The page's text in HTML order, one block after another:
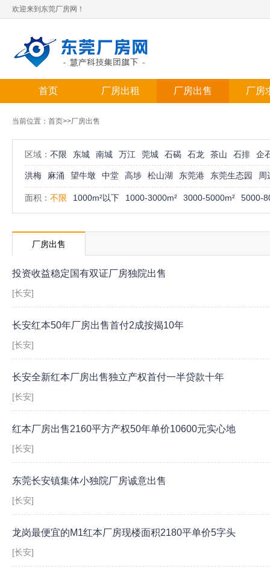
欢迎来到东莞厂房网！
首页 厂房出租 厂房出售 厂房
当前位置： 首页>>厂房出售
区域： 不限 东城 南城 万江 莞城 石碣 石龙 茶山 石排 企
洪梅 麻涌 望牛墩 中堂 高埗 松山湖 东莞港 东莞生态园 周
面积： 不限 1000m²以下 1000-3000m² 3000-5000m² 5000-
厂房出售
投资收益稳定国有双证厂房独院出售
[长安]
长安红本50年厂房出售首付2成按揭10年
[长安]
长安全新红本厂房出售独立产权首付一半贷款十年
[长安]
红本厂房出售2160平方产权50年单价10600元实心地
[长安]
东莞长安镇集体小独院厂房诚意出售
[长安]
龙岗最便宜的M1红本厂房现楼面积2180平单价5字头
[长安]